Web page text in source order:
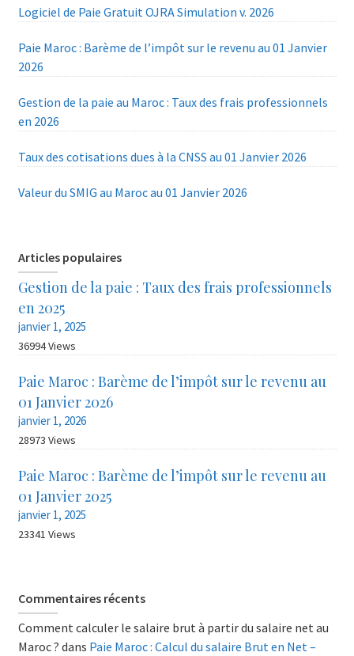
Logiciel de Paie Gratuit OJRA Simulation v. 2026
Paie Maroc : Barème de l’impôt sur le revenu au 01 Janvier
2026
Gestion de la paie au Maroc : Taux des frais professionnels
en 2026
Taux des cotisations dues à la CNSS au 01 Janvier 2026
Valeur du SMIG au Maroc au 01 Janvier 2026
Articles populaires
Gestion de la paie : Taux des frais professionnels
en 2025
janvier 1, 2025
36994 Views
Paie Maroc : Barème de l’impôt sur le revenu au
01 Janvier 2026
janvier 1, 2026
28973 Views
Paie Maroc : Barème de l’impôt sur le revenu au
01 Janvier 2025
janvier 1, 2025
23341 Views
Commentaires récents
Comment calculer le salaire brut à partir du salaire net au
Maroc ? dans Paie Maroc : Calcul du salaire Brut en Net –